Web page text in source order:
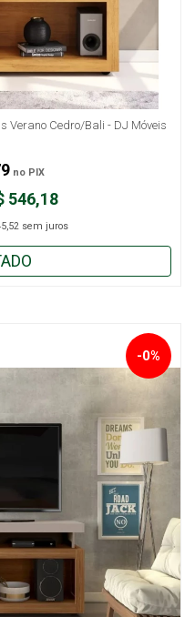
Verano Cedro/Bali - DJ Móveis
546,18
sem juros
no PIX
-0%